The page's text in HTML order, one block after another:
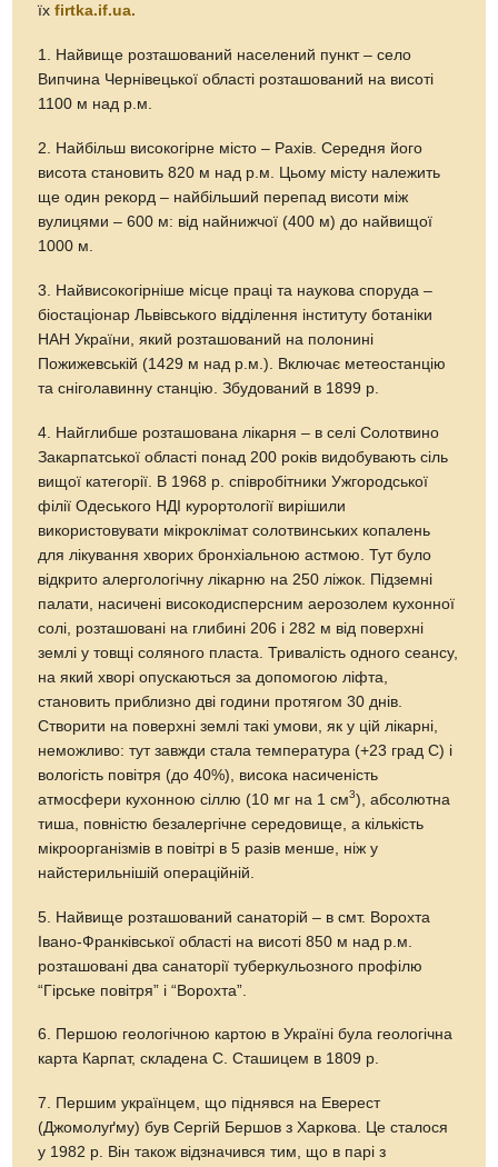
їхfirtka.if.ua.
1. Найвище розташований населений пункт – село
Випчина Чернівецької області розташований на висоті
1100 м над р.м.
2. Найбільш високогірне місто – Рахів. Середня його
висота становить 820 м над р.м. Цьому місту належить
ще один рекорд – найбільший перепад висоти між
вулицями – 600 м: від найнижчої (400 м) до найвищої
1000 м.
3. Найвисокогірніше місце праці та наукова споруда –
біостаціонар Львівського відділення інституту ботаніки
НАН України, який розташований на полонині
Пожижевській (1429 м над р.м.). Включає метеостанцію
та сніголавинну станцію. Збудований в 1899 р.
4. Найглибше розташована лікарня – в селі Солотвино
Закарпатської області понад 200 років видобувають сіль
вищої категорії. В 1968 р. співробітники Ужгородської
філії Одеського НДІ курортології вирішили
використовувати мікроклімат солотвинських копалень
для лікування хворих бронхіальною астмою. Тут було
відкрито алергологічну лікарню на 250 ліжок. Підземні
палати, насичені високодисперсним аерозолем кухонної
солі, розташовані на глибині 206 і 282 м від поверхні
землі у товщі соляного пласта. Тривалість одного сеансу,
на який хворі опускаються за допомогою ліфта,
становить приблизно дві години протягом 30 днів.
Створити на поверхні землі такі умови, як у цій лікарні,
неможливо: тут завжди стала температура (+23 град С) і
вологість повітря (до 40%), висока насиченість
атмосфери кухонною сіллю (10 мг на 1 см3), абсолютна
тиша, повністю безалергічне середовище, а кількість
мікроорганізмів в повітрі в 5 разів менше, ніж у
найстерильнішій операційній.
5. Найвище розташований санаторій – в смт. Ворохта
Івано-Франківської області на висоті 850 м над р.м.
розташовані два санаторії туберкульозного профілю
“Гірське повітря” і “Ворохта”.
6. Першою геологічною картою в Україні була геологічна
карта Карпат, складена С. Сташицем в 1809 р.
7. Першим українцем, що піднявся на Еверест
(Джомолуґму) був Сергій Бершов з Харкова. Це сталося
у 1982 р. Він також відзначився тим, що в парі з